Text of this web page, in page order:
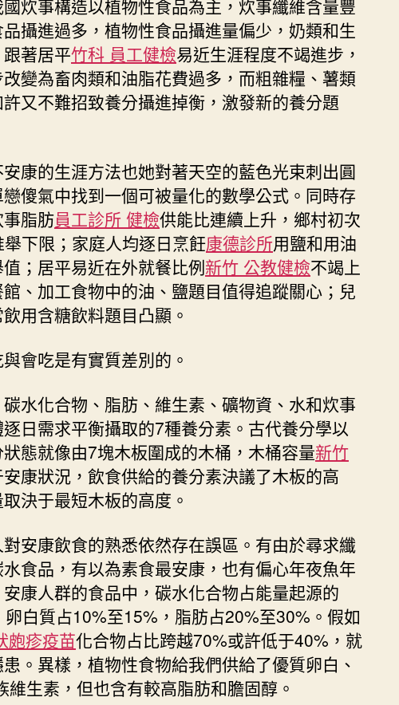
炊事構造以植物性食品為主，炊事纖維含量豐
攝進過多，植物性食品攝進量偏少，奶類和生
著居平竹科 員工健檢易近生涯程度不竭進步，
變為畜肉類和油脂花費過多，而粗雜糧、薯類
又不難招致養分攝進掉衡，激發新的養分題
康的生涯方法也她對著天空的藍色光束刺出圓
傻氣中找到一個可被量化的數學公式。同時存
脂肪員工診所 健檢供能比連續上升，鄉村初次
下限；家庭人均逐日烹飪康德診所用鹽和用油
；居平易近在外就餐比例新竹 公教健檢不竭上
、加工食物中的油、鹽題目值得追蹤關心；兒
用含糖飲料題目凸顯。
會吃是有實質差別的。
水化合物、脂肪、維生素、礦物資、水和炊事
日需求平衡攝取的7種養分素。古代養分學以
態就像由7塊木板圍成的木桶，木桶容量新竹
康狀況，飲食供給的養分素決議了木板的高
決于最短木板的高度。
安康飲食的熟悉依然存在誤區。有由於尋求纖
食品，有以為素食最安康，也有偏心年夜魚年
康人群的食品中，碳水化合物占能量起源的
白質占10%至15%，脂肪占20%至30%。假如
皰疹疫苗化合物占比跨越70%或許低于40%，就
。異樣，植物性食物給我們供給了優質卵白、
維生素，但也含有較高脂肪和膽固醇。